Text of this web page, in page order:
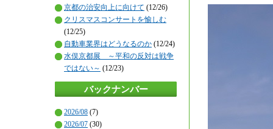
京都の治安向上に向けて (12/26)
クリスマスコンサートを愉しむ
(12/25)
自動車業界はどうなるのか (12/24)
水俣京都展 ～平和の反対は戦争
ではない～ (12/23)
バックナンバー
2026/08 (7)
2026/07 (30)